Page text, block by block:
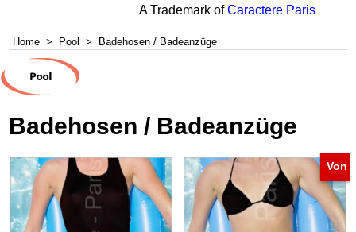
A Trademark ofCaractere Paris
Home > Pool > Badehosen / Badeanzüge
Badehosen / Badeanzüge
Von